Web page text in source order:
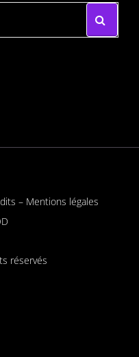
– Mentions légales
réservés